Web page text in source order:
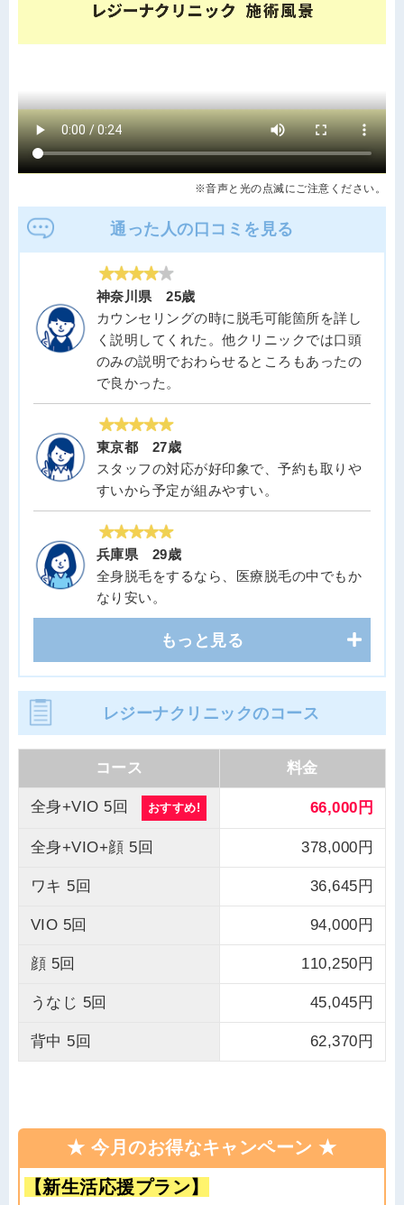
※音声と光の点滅にご注意ください。
通った人の口コミを見る
神奈川県 25歳
カウンセリングの時に脱毛可能箇所を詳し
く説明してくれた。他クリニックでは口頭
のみの説明でおわらせるところもあったの
で良かった。
東京都 27歳
スタッフの対応が好印象で、予約も取りや
すいから予定が組みやすい。
兵庫県 29歳
全身脱毛をするなら、医療脱毛の中でもか
なり安い。
もっと見る
レジーナクリニックのコース
コース 料金
全身+VIO 5回 おすすめ! 66,000円
全身+VIO+顔 5回 378,000円
ワキ 5回 36,645円
VIO 5回 94,000円
顔 5回 110,250円
うなじ 5回 45,045円
背中 5回 62,370円
★ 今月のお得なキャンペーン ★
【新生活応援プラン】